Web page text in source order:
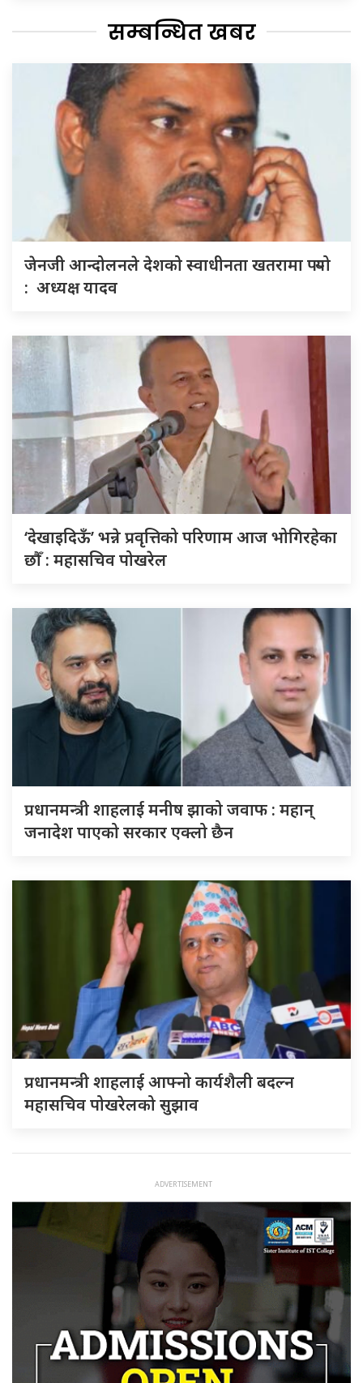
सम्बन्धित खबर
जेनजी आन्दोलनले देशको स्वाधीनता खतरामा पर्‍यो
: अध्यक्ष यादव
‘देखाइदिऊँ’ भन्ने प्रवृत्तिको परिणाम आज भोगिरहेका
छौँ : महासचिव पोखरेल
प्रधानमन्त्री शाहलाई मनीष झाको जवाफ : महान्
जनादेश पाएको सरकार एक्लो छैन
प्रधानमन्त्री शाहलाई आफ्नो कार्यशैली बदल्न
महासचिव पोखरेलको सुझाव